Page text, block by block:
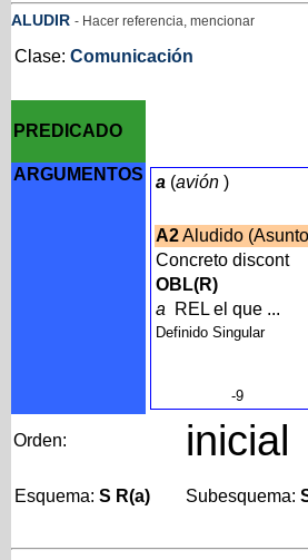
ALUDIR - Hacer referencia, mencionar
Clase: Comunicación
PREDICADO
ARGUMENTOS
a(avión)
A2Aludido
Concreto discont
OBL(R)
a
REL el que ...
Definido Singular
-9
Orden: inicial
Esquema: S R(a) Subesquema: